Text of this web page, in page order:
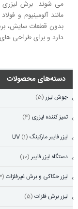
می شوند. برش
مانند آلومینیوم و
بدون قطعات سایش،
دارد و برای طراحی
دسته‌های محصولات
جوش لیزر (5)
تمیز کننده لیزری (4)
لیزر فایبر مارکینگ UV (1)
دستگاه لیزر فایبر (10)
لیزر حکاکی و برش غیرفلزات (13)
لیزر برش فلزات (5)